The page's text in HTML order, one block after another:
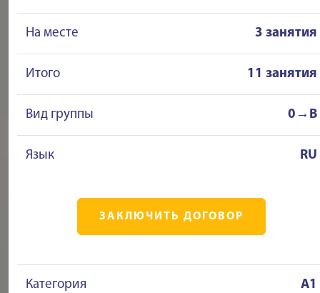
На месте 3 занятия
Итого 11 занятия
Вид группы 0→B
Язык RU
ЗАКЛЮЧИТЬ ДОГОВОР
Категория A1